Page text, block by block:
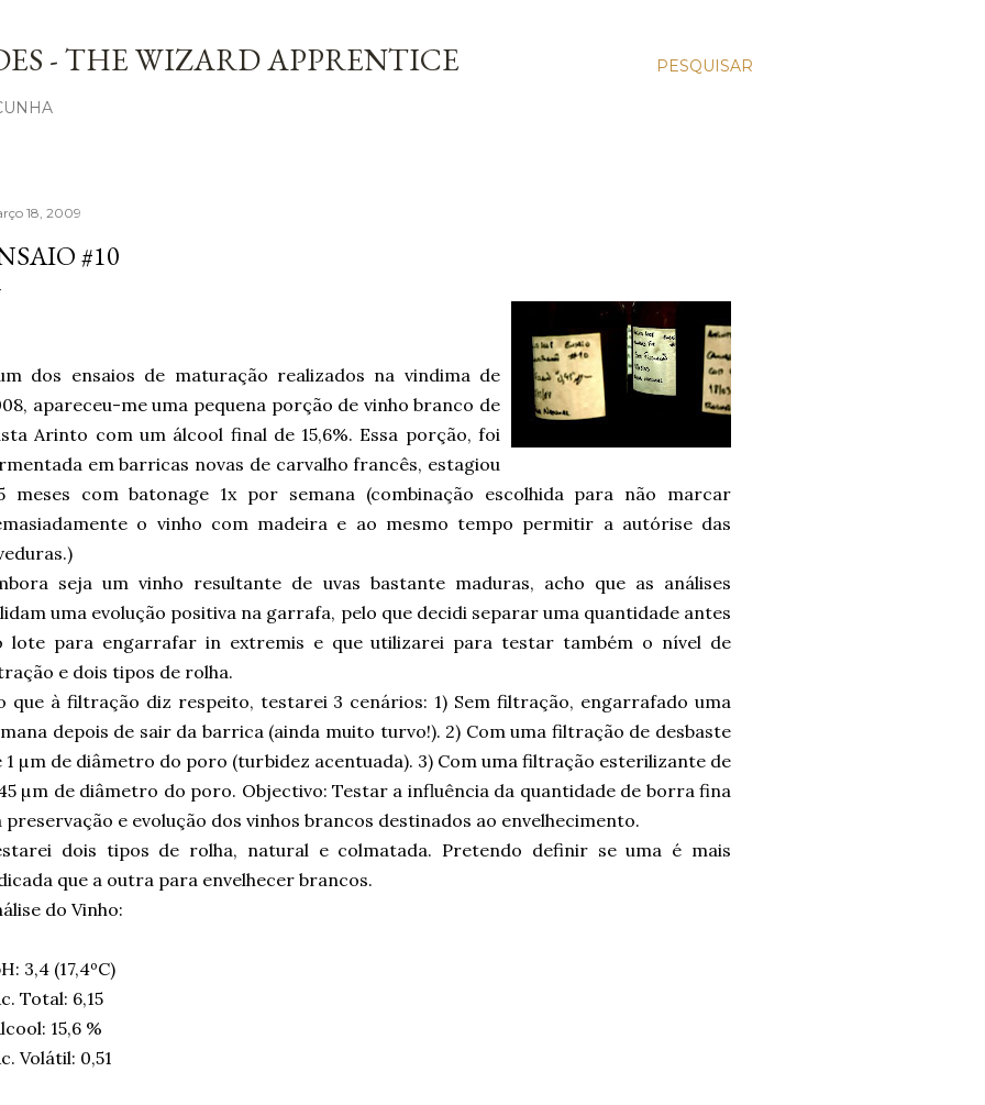
PESQUISAR
- THE WIZARD APPRENTICE
18, 2009
#10
dos ensaios de maturação realizados na vindima de
apareceu-me uma pequena porção de vinho branco de
Arinto com um álcool final de 15,6%. Essa porção, foi
em barricas novas de carvalho francês, estagiou
meses com batonage 1x por semana (combinação escolhida para não marcar
o vinho com madeira e ao mesmo tempo permitir a autórise das
seja um vinho resultante de uvas bastante maduras, acho que as análises
uma evolução positiva na garrafa, pelo que decidi separar uma quantidade antes
lote para engarrafar in extremis e que utilizarei para testar também o nível de
e dois tipos de rolha.
que à filtração diz respeito, testarei 3 cenários: 1) Sem filtração, engarrafado uma
depois de sair da barrica (ainda muito turvo!). 2) Com uma filtração de desbaste
1 µm de diâmetro do poro (turbidez acentuada). 3) Com uma filtração esterilizante de
µm de diâmetro do poro. Objectivo: Testar a influência da quantidade de borra fina
preservação e evolução dos vinhos brancos destinados ao envelhecimento.
dois tipos de rolha, natural e colmatada. Pretendo definir se uma é mais
que a outra para envelhecer brancos.
do Vinho:
3,4 (17,4ºC)
Total: 6,15
15,6 %
Volátil: 0,51